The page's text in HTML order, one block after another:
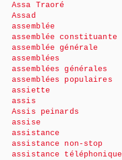
Assa Traoré
Assad
assemblée
assemblée constituante
assemblée générale
assemblées
assemblées générales
assemblées populaires
assiette
assis
Assis peinards
assise
assistance
assistance non-stop
assistance téléphonique